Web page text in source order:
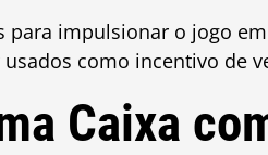
impulsionar o jogo
como incentivo de
Caixa